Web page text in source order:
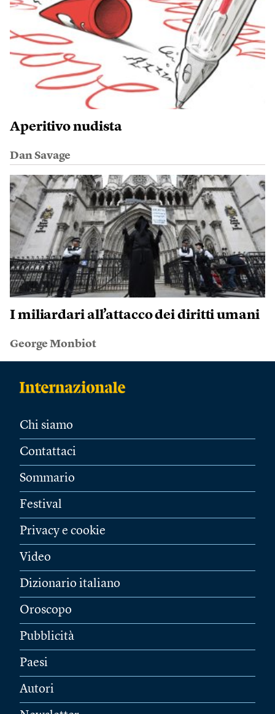
Aperitivo nudista
Dan Savage
I miliardari all’attacco dei diritti umani
George Monbiot
Chi siamo
Contattaci
Sommario
Festival
Privacy e cookie
Video
Dizionario italiano
Oroscopo
Pubblicità
Paesi
Autori